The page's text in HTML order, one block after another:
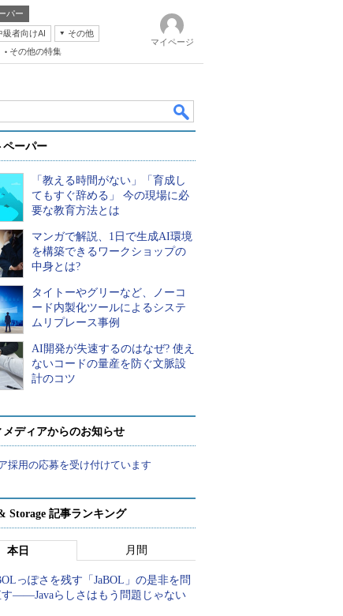
パー
級者向けAI
その他
その他の特集
マイページ
ペーパー
「教える時間がない」「育成し
てもすぐ辞める」 今の現場に必
要な教育方法とは
マンガで解説、1日で生成AI環境
を構築できるワークショップの
中身とは?
タイトーやグリーなど、ノーコ
ード内製化ツールによるシステ
ムリプレース事例
AI開発が失速するのはなぜ? 使え
ないコードの量産を防ぐ文脈設
計のコツ
メディアからのお知らせ
採用の応募を受け付けています
Storage 記事ランキング
本日 月間
っぽさを残す「JaBOL」の是非を問
す――Javaらしさはもう問題じゃない